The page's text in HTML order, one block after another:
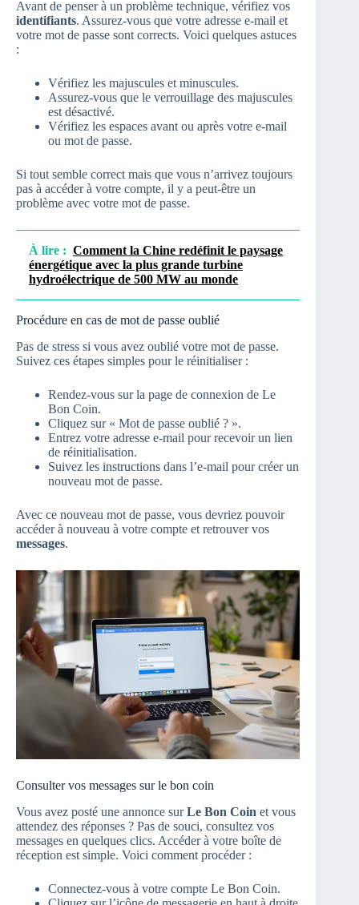
Avant de penser à un problème technique, vérifiez vos
identifiants. Assurez-vous que votre adresse e-mail et
votre mot de passe sont corrects. Voici quelques astuces
:
Vérifiez les majuscules et minuscules.
Assurez-vous que le verrouillage des majuscules
est désactivé.
Vérifiez les espaces avant ou après votre e-mail
ou mot de passe.
Si tout semble correct mais que vous n’arrivez toujours
pas à accéder à votre compte, il y a peut-être un
problème avec votre mot de passe.
À lire : Comment la Chine redéfinit le paysage
énergétique avec la plus grande turbine
hydroélectrique de 500 MW au monde
Procédure en cas de mot de passe oublié
Pas de stress si vous avez oublié votre mot de passe.
Suivez ces étapes simples pour le réinitialiser :
Rendez-vous sur la page de connexion de Le
Bon Coin.
Cliquez sur « Mot de passe oublié ? ».
Entrez votre adresse e-mail pour recevoir un lien
de réinitialisation.
Suivez les instructions dans l’e-mail pour créer un
nouveau mot de passe.
Avec ce nouveau mot de passe, vous devriez pouvoir
accéder à nouveau à votre compte et retrouver vos
messages.
Consulter vos messages sur le bon coin
Vous avez posté une annonce surLe Bon Coin et vous
attendez des réponses ? Pas de souci, consultez vos
messages en quelques clics. Accéder à votre boîte de
réception est simple. Voici comment procéder :
Connectez-vous à votre compte Le Bon Coin.